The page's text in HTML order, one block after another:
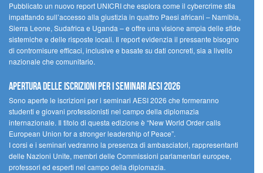
Pubblicato un nuovo report UNICRI che esplora come il cybercrime stia
impattando sull’accesso alla giustizia in quattro Paesi africani – Namibia,
Sierra Leone, Sudafrica e Uganda – e offre una visione ampia delle sfide
sistemiche e delle risposte locali. Il report evidenzia il pressante bisogno
di contromisure efficaci, inclusive e basate su dati concreti, sia a livello
nazionale che comunitario.
Apertura delle iscrizioni per i seminari AESI 2026
Sono aperte le iscrizioni per i seminari AESI 2026 che formeranno
studenti e giovani professionisti nel campo della diplomazia
internazionale. Il titolo di questa edizione è “New World Order calls
European Union for a stronger leadership of Peace”.
I corsi e i seminari vedranno la presenza di ambasciatori, rappresentanti
delle Nazioni Unite, membri delle Commissioni parlamentari europee,
professori ed esperti nel campo della diplomazia.